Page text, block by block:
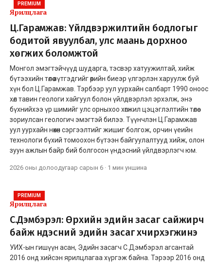
PREMIUM
Ярилцлага
Ц.Гарамжав: Үйлдвэржилтийн бодлогыг
бодитой явуулбал, улс маань дорхноо
хөгжих боломжтой
Монгол эмэгтэйчүүд шударга, тэсвэр хатуужилтай, хийж
бүтээхийн төлөө зүтгэдгийг өөрийн биеэр үлгэрлэн харуулж буй
хүн бол Ц.Гарамжав. Тэрбээр уул уурхайн салбарт 1990 оноос
хөл тавин геологи хайгуул болон үйлдвэрлэл эрхэлж, энэ
бүхнийхээ үр шимийг улс орныхоо хөгжил цэцэглэлтийн төлөө
зориулсан геологич эмэгтэй билээ. Түүнчлэн Ц.Гарамжав
уул уурхайн нөхөн сэргээлтийг жишиг болгож, орчин үеийн
технологи бүхий томоохон бүтээн байгуулалтууд хийж, олон
зуун ажлын байр бий болгосон үндэсний үйлдвэрлэгч юм.
2026 оны долоодугаар сарын 6 · 1 мин уншина
PREMIUM
Ярилцлага
С.Дэмбэрэл: Өрхийн эдийн засаг сайжирч
байж үндэсний эдийн засаг хүчирхэгжинэ
УИХ-ын гишүүн асан, Эдийн засагч С.Дэмбэрэл агсантай
2016 онд хийсэн ярилцлагаа хүргэж байна. Тэрээр 2016 онд